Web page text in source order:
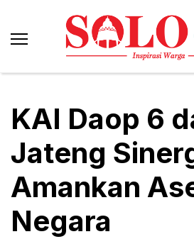
KAI Daop 6
Jateng
Amankan
Negara